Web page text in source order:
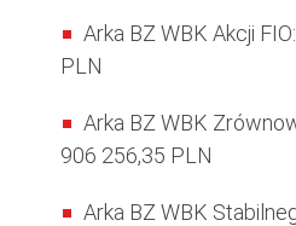
Arka BZ WBK Akcji
PLN
Arka BZ WBK
906 256,35 PLN
Arka BZ WBK